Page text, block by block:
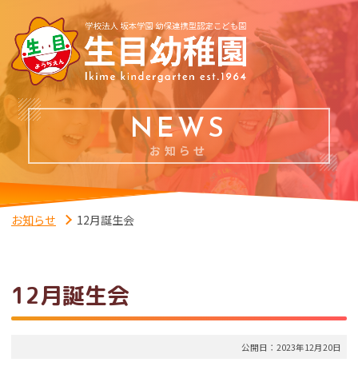
NEWS
お知らせ
お知らせ 12月誕生会
12月誕生会
公開日：2023年12月20日